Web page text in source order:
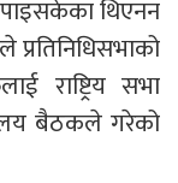
थिएनन
राष्ट्रिय सभा
बैठकले गरेको